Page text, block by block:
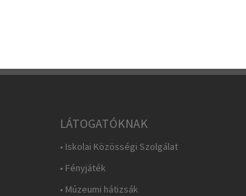
LÁTOGATÓKNAK
• Iskolai Közösségi Szolgálat
• Fényjáték
• Múzeumi hátizsák